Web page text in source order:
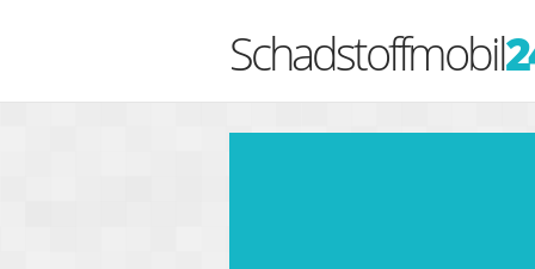
Schadstoffmobil